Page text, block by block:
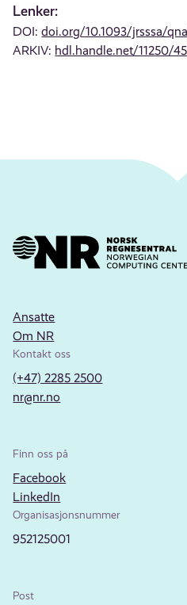
Lenker:
DOI:doi.org/10.1093/jrsssa/
ARKIV: hdl.handle.net/11250/
Ansatte
Om NR
Kontakt oss
(+47) 2285 2500
nr@nr.no
Finn oss på
Facebook
LinkedIn
Organisasjonsnummer
952125001
Post